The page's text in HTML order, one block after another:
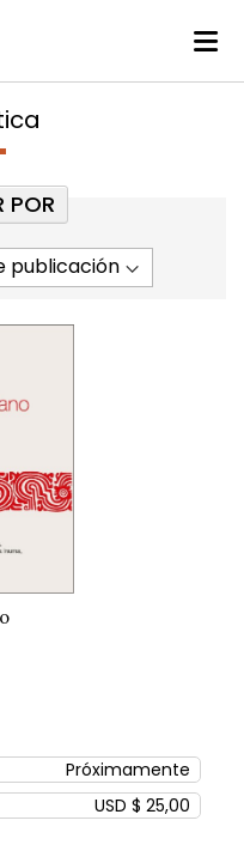
Próximamente
USD $ 25,00
POR